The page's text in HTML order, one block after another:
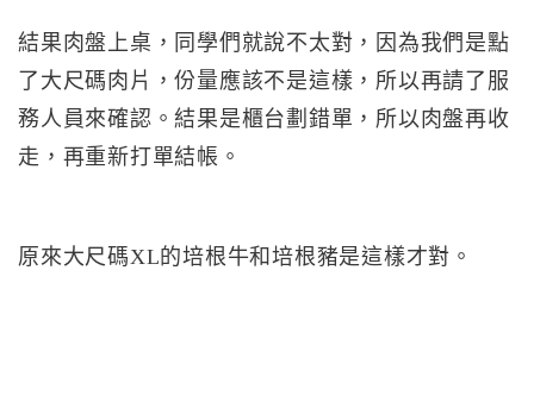
結果肉盤上桌，同學們就說不太對，因為我們是點
了大尺碼肉片，份量應該不是這樣，所以再請了服
務人員來確認。結果是櫃台劃錯單，所以肉盤再收
走，再重新打單結帳。
原來大尺碼XL的培根牛和培根豬是這樣才對。